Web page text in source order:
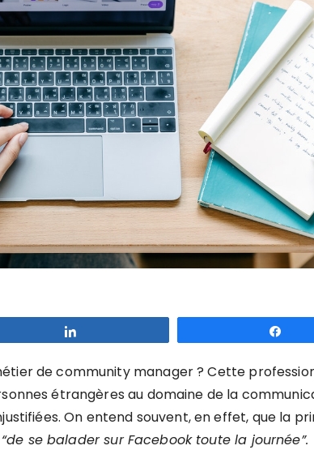
de community manager ? Cette
étrangères au domaine de la
On entend souvent, en effet, que la
“de se balader sur Facebook toute la journée”.